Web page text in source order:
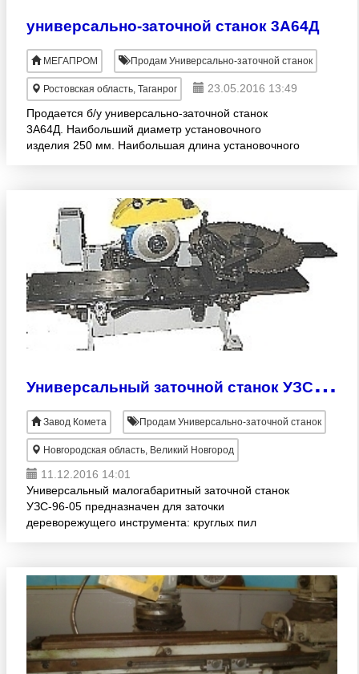
универсально-заточной станок 3А64Д
МЕГАПРОМ Продам Универсально-заточной станок
Ростовская область, Таганрог
23.05.2016 13:49
Продается б/у универсально-заточной станок
3А64Д. Наибольший диаметр установочного
изделия 250 мм. Наибольшая длина установочного
У
ниверсальный заточной станок УЗС-96-05
Завод Комета Продам Универсально-заточной станок
Новгородская область, Великий Новгород
11.12.2016 14:01
Универсальный малогабаритный заточной станок
УЗС-96-05 предназначен для заточки
дереворежущего инструмента: круглых пил